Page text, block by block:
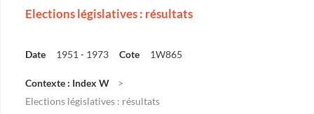
Elections législatives : résultats
Date 1951 - 1973 Cote 1W865
Contexte : Index W
Elections législatives : résultats